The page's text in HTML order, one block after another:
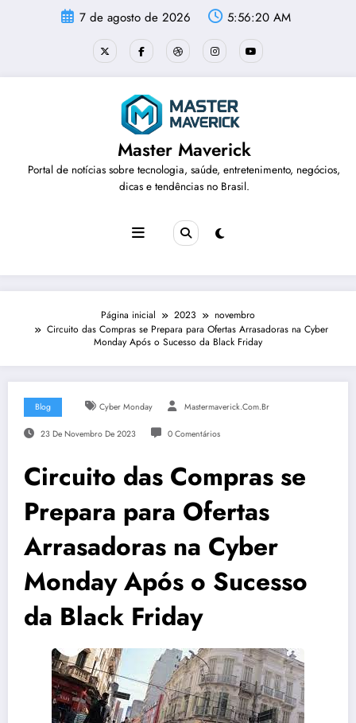
7 de agosto de 2026 5:56:20 AM
Master Maverick
Portal de notícias sobre tecnologia, saúde, entretenimento, negócios,
dicas e tendências no Brasil.
Página inicial 2023
novembro
Circuito das Compras se Prepara para Ofertas Arrasadoras na Cyber
Monday Após o Sucesso da Black Friday
Blog Cyber Monday Mastermaverick.com.br
23 De Novembro De 2023 0 Comentários
Circuito das Compras se
Prepara para Ofertas
Arrasadoras na Cyber
Monday Após o Sucesso
da Black Friday